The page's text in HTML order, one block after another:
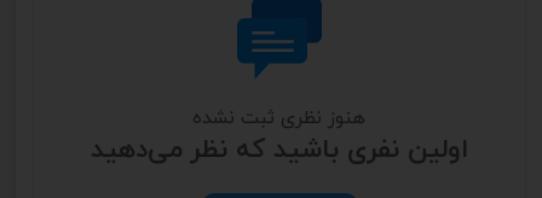
هنوز نظری ثبت نشده
اولین نفری باشید که نظر می‌دهید